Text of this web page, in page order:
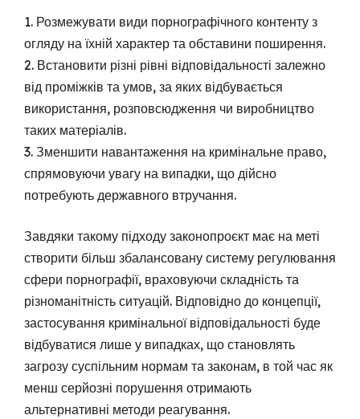
1. Розмежувати види порнографічного контенту з
огляду на їхній характер та обставини поширення.
2. Встановити різні рівні відповідальності залежно
від проміжків та умов, за яких відбувається
використання, розповсюдження чи виробництво
таких матеріалів.
3. Зменшити навантаження на кримінальне право,
спрямовуючи увагу на випадки, що дійсно
потребують державного втручання.
Завдяки такому підходу законопроєкт має на меті
створити більш збалансовану систему регулювання
сфери порнографії, враховуючи складність та
різноманітність ситуацій. Відповідно до концепції,
застосування кримінальної відповідальності буде
відбуватися лише у випадках, що становлять
загрозу суспільним нормам та законам, в той час як
менш серйозні порушення отримають
альтернативні методи реагування.